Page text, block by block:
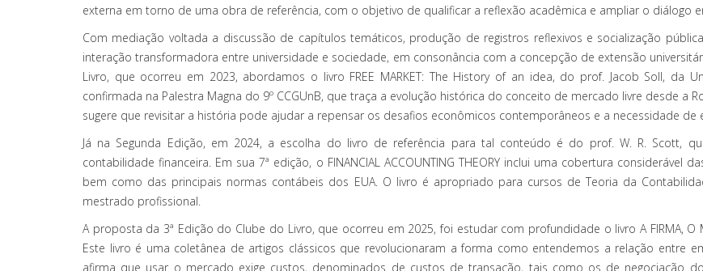
externa em torno de uma obra de referência, com o objetivo de qualificar a reflexão acadêmica e ampliar o diálogo
Com mediação voltada a discussão de capítulos temáticos, produção de registros reflexivos e socialização
interação transformadora entre universidade e sociedade, em consonância com a concepção de extensão
Livro, que ocorreu em 2023, abordamos o livro FREE MARKET: The History of an idea, do prof. Jacob Soll, da
confirmada na Palestra Magna do 9º CCGUnB, que traça a evolução histórica do conceito de mercado livre desde a
sugere que revisitar a história pode ajudar a repensar os desafios econômicos contemporâneos e a necessidade
Já na Segunda Edição, em 2024, a escolha do livro de referência para tal conteúdo é do prof. W. R. Scott,
contabilidade financeira. Em sua 7ª edição, o FINANCIAL ACCOUNTING THEORY inclui uma cobertura
bem como das principais normas contábeis dos EUA. O livro é apropriado para cursos de Teoria da
mestrado profissional.
A proposta da 3ª Edição do Clube do Livro, que ocorreu em 2025, foi estudar com profundidade o livro A FIRMA, O
Este livro é uma coletânea de artigos clássicos que revolucionaram a forma como entendemos a relação entre
afirma que usar o mercado exige custos, denominados de custos de transação, tais como os de negociação